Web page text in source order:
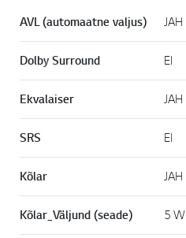
AVL (automaatne valjus) JAH
Dolby Surround EI
Ekvalaiser JAH
SRS EI
Kõlar JAH
Kõlar_Väljund (seade) 5 W